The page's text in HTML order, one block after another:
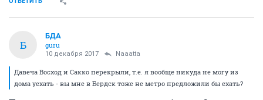
Б
БДА
guru
10 декабря 2017 Naaatta
Давеча Восход и Сакко перекрыли, т.е. я вообще никуда не могу из
дома уехать - вы мне в Бердск тоже не метро предложили бы ехать?